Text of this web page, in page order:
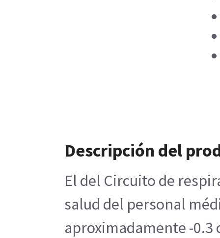
Descripción del
El del Circuito de
salud del personal
aproximadamente -0.3